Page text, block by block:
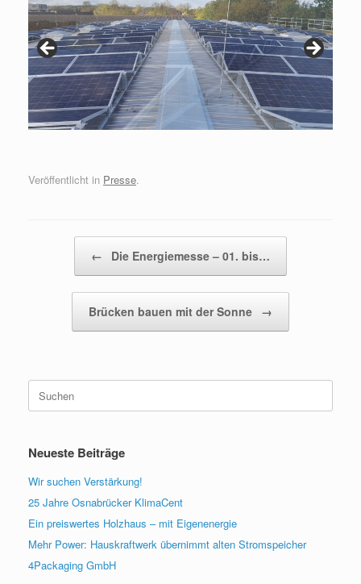
Veröffentlicht in Presse.
← Die Energiemesse – 01. bis…
Brücken bauen mit der Sonne →
nach:
Neueste Beiträge
Wir suchen Verstärkung!
25 Jahre Osnabrücker KlimaCent
Ein preiswertes Holzhaus – mit Eigenenergie
Mehr Power: Hauskraftwerk übernimmt alten Stromspeicher
4Packaging GmbH